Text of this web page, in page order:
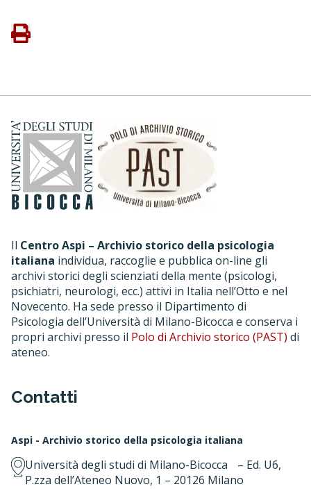
Il Centro Aspi – Archivio storico della psicologia
italiana individua, raccoglie e pubblica on-line gli
archivi storici degli scienziati della mente (psicologi,
psichiatri, neurologi, ecc.) attivi in Italia nell’Otto e nel
Novecento. Ha sede presso il Dipartimento di
Psicologia dell’Università di Milano-Bicocca e conserva i
propri archivi presso il Polo di Archivio storico (PAST) di
ateneo.
Contatti
Aspi - Archivio storico della psicologia italiana
Università degli studi di Milano-Bicocca – Ed. U6,
P.zza dell’Ateneo Nuovo, 1 – 20126 Milano